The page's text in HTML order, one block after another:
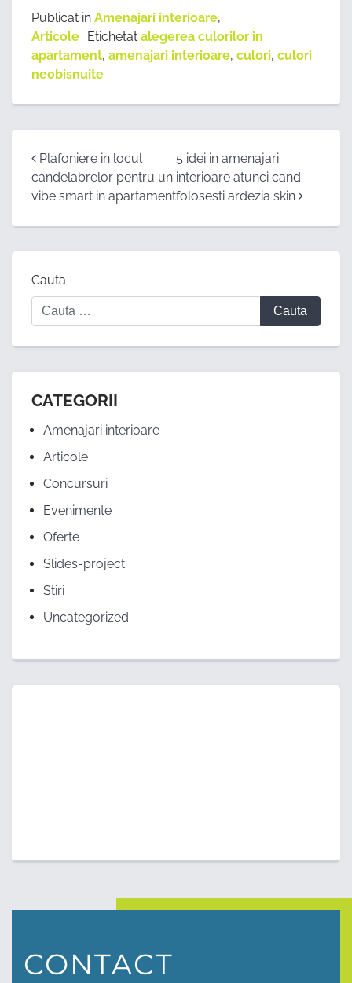
Publicat in Amenajari interioare,
Articole
Etichetat alegerea culorilor in
apartament, amenajari interioare, culori, culori
neobisnuite
Post
navigation
Plafoniere in locul
candelabrelor pentru un
vibe smart in apartament
5 idei in amenajari
interioare atunci cand
folosesti ardezia skin
Cauta
CATEGORII
Amenajari interioare
Articole
Concursuri
Evenimente
Oferte
Slides-project
Stiri
Uncategorized
CONTACT